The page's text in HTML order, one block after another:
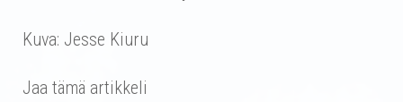
Kuva: Jesse Kiuru
Jaa tämä artikkeli